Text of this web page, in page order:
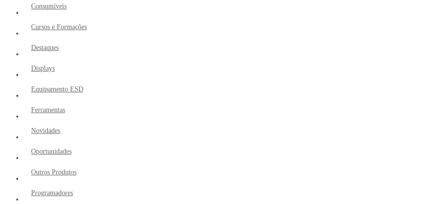
Consumíveis
Cursos e Formações
Destaques
Displays
Equipamento ESD
Ferramentas
Novidades
Oportunidades
Outros Produtos
Programadores